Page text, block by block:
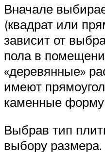
Вначале
(квадрат или
зависит от
пола в
«деревянные»
имеют
каменные форму
Выбрав тип
выбору